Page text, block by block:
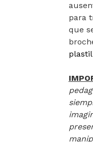
para
que